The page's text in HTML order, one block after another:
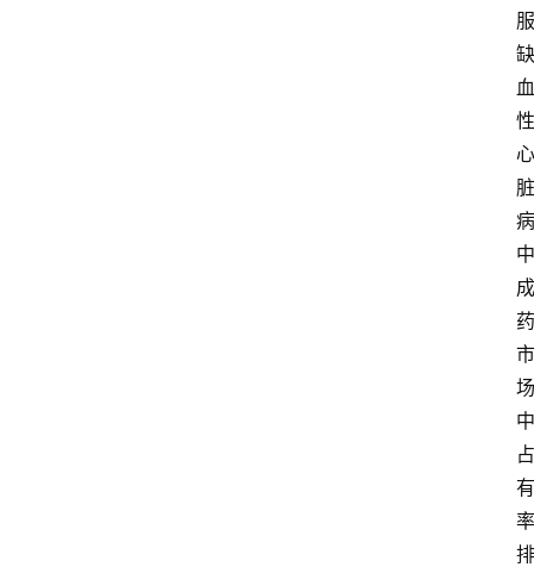
服
缺
血
性
心
脏
病
中
成
药
市
场
中
占
有
率
排